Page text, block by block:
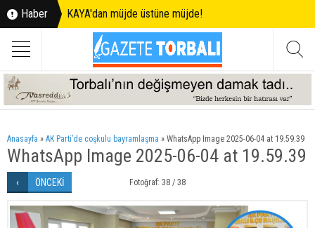
Haber KAYA'dan müjde üstüne müjde!
Anasayfa » AK Parti’de coşkulu bayramlaşma » WhatsApp Image 2025-06-04 at 19.59.39
WhatsApp Image 2025-06-04 at 19.59.39
ÖNCEKİ Fotoğraf: 38 / 38